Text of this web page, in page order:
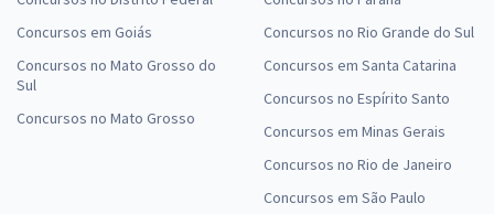
Concursos em Goiás
Concursos no Mato Grosso do
Sul
Concursos no Mato Grosso
Concursos no Rio Grande do Sul
Concursos em Santa Catarina
Concursos no Espírito Santo
Concursos em Minas Gerais
Concursos no Rio de Janeiro
Concursos em São Paulo